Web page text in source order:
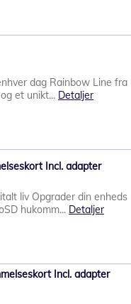
dag Rainbow Line fra
et unikt... Detaljer
Incl. adapter
liv Opgrader din enheds
hukomm... Detaljer
Incl. adapter